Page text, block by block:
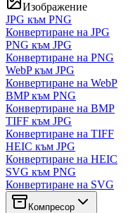
Изображение
JPG към PNG
Конвертиране на JPG
PNG към JPG
Конвертиране на PNG
WebP към JPG
Конвертиране на WebP
BMP към PNG
Конвертиране на BMP
TIFF към JPG
Конвертиране на TIFF
HEIC към JPG
Конвертиране на HEIC
SVG към PNG
Конвертиране на SVG
Компресор